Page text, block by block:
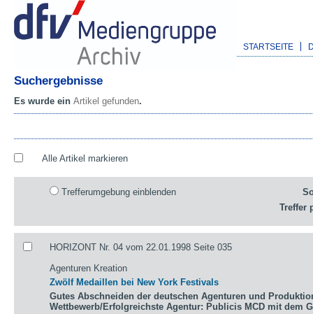
STARTSEITE
Suchergebnisse
Es wurde ein Artikel gefunden.
Alle Artikel markieren
Trefferumgebung einblenden
Treffer
HORIZONT Nr. 04 vom 22.01.1998 Seite 035
Agenturen Kreation
Zwölf Medaillen bei New York Festivals
Gutes Abschneiden der deutschen Agenturen und
Wettbewerb/Erfolgreichste Agentur: Publicis MCD mit dem